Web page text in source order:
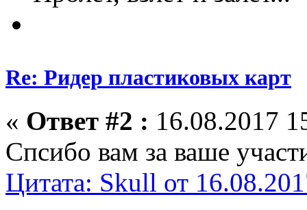
Re: Ридер пластиковых карт
« Ответ #2 : 16.08.2017
Спсибо вам за ваше
Цитата: Skull от